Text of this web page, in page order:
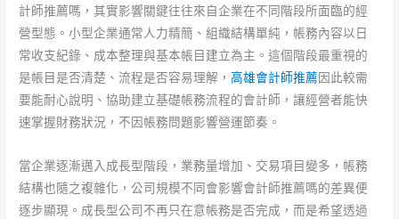
計師推薦嗎，其實影響關鍵往往來自企業在不同階段所面臨的經
營型態。小型企業通常人力精簡、組織結構單純，帳務內容以日
常收支紀錄、成本整理與基本帳目建立為主。這個階段最重視的
是帳目是否清楚、流程是否容易理解，高雄會計師推薦因此較需
要能耐心說明、協助建立基礎帳務流程的會計師，讓經營者能快
速掌握財務狀況，不因帳務問題影響營運節奏。
當企業逐漸邁入成長型階段，業務量增加、交易項目變多，帳務
結構也隨之複雜化，公司規模不同會影響會計師推薦嗎的差異便
逐步顯現。成長型公司不再只在意帳務是否完成，而是希望透過